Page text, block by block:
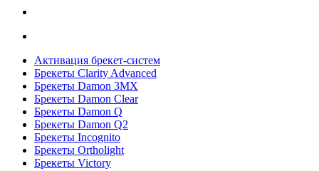
Активация брекет-систем
Брекеты Clarity Advanced
Брекеты Damon 3MX
Брекеты Damon Clear
Брекеты Damon Q
Брекеты Damon Q2
Брекеты Incognito
Брекеты Ortholight
Брекеты Victory